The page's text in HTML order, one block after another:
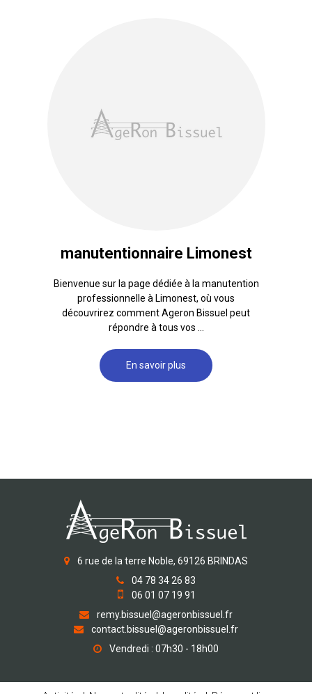
manutentionnaire Limonest
Bienvenue sur la page dédiée à la manutention
professionnelle à Limonest, où vous
découvrirez comment Ageron Bissuel peut
répondre à tous vos ...
En savoir plus
6 rue de la terre Noble, 69126 BRINDAS
04 78 34 26 83
06 01 07 19 91
remy.bissuel@ageronbissuel.fr
contact.bissuel@ageronbissuel.fr
Vendredi : 07h30 - 18h00